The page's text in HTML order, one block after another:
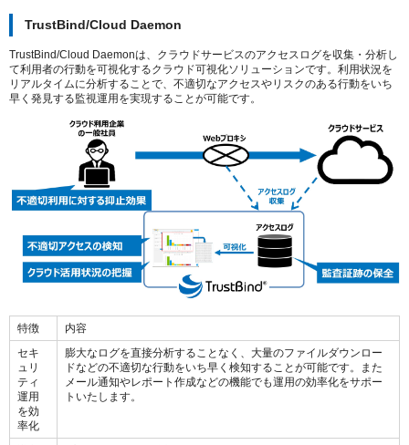
TrustBind/Cloud Daemon
TrustBind/Cloud Daemonは、クラウドサービスのアクセスログを収集・分析し
て利用者の行動を可視化するクラウド可視化ソリューションです。利用状況を
リアルタイムに分析することで、不適切なアクセスやリスクのある行動をいち
早く発見する監視運用を実現することが可能です。
特徴
内容
セキ
ュリ
ティ
運用
を効
率化
膨大なログを直接分析することなく、大量のファイルダウンロー
ドなどの不適切な行動をいち早く検知することが可能です。また
メール通知やレポート作成などの機能でも運用の効率化をサポー
トいたします。